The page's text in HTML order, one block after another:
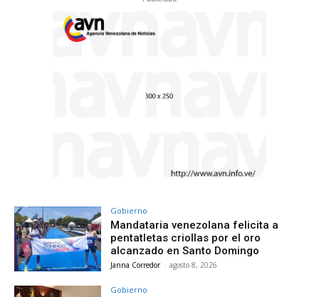
Gobierno
Mandataria venezolana felicita a
pentatletas criollas por el oro
alcanzado en Santo Domingo
Janna Corredor - agosto 8, 2026
Gobierno